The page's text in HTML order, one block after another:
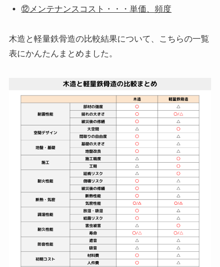
⑫メンテナンスコスト・・・単価、頻度
木造と軽量鉄骨造の比較結果について、こちらの一覧
表にかんたんまとめました。